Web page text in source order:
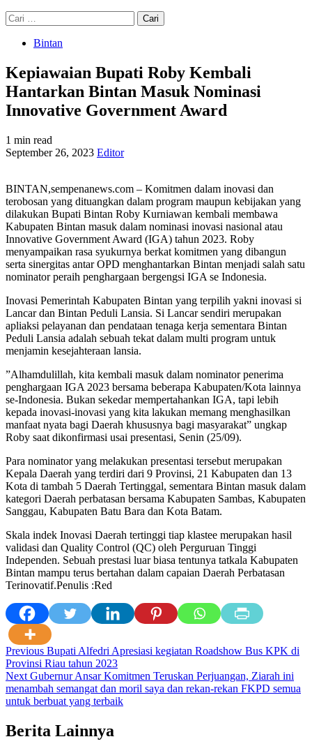
Cari
untuk:
Bintan
Kepiawaian Bupati Roby Kembali
Hantarkan Bintan Masuk Nominasi
Innovative Government Award
1 min read
September 26, 2023 Editor
BINTAN,sempenanews.com – Komitmen dalam inovasi dan
terobosan yang dituangkan dalam program maupun kebijakan yang
dilakukan Bupati Bintan Roby Kurniawan kembali membawa
Kabupaten Bintan masuk dalam nominasi inovasi nasional atau
Innovative Government Award (IGA) tahun 2023. Roby
menyampaikan rasa syukurnya berkat komitmen yang dibangun
serta sinergitas antar OPD menghantarkan Bintan menjadi salah satu
nominator peraih penghargaan bergengsi IGA se Indonesia.
Inovasi Pemerintah Kabupaten Bintan yang terpilih yakni inovasi si
Lancar dan Bintan Peduli Lansia. Si Lancar sendiri merupakan
apliaksi pelayanan dan pendataan tenaga kerja sementara Bintan
Peduli Lansia adalah sebuah tekat dalam multi program untuk
menjamin kesejahteraan lansia.
”Alhamdulillah, kita kembali masuk dalam nominator penerima
penghargaan IGA 2023 bersama beberapa Kabupaten/Kota lainnya
se-Indonesia. Bukan sekedar mempertahankan IGA, tapi lebih
kepada inovasi-inovasi yang kita lakukan memang menghasilkan
manfaat nyata bagi Daerah khususnya bagi masyarakat” ungkap
Roby saat dikonfirmasi usai presentasi, Senin (25/09).
Para nominator yang melakukan presentasi tersebut merupakan
Kepala Daerah yang terdiri dari 9 Provinsi, 21 Kabupaten dan 13
Kota di tambah 5 Daerah Tertinggal, sementara Bintan masuk dalam
kategori Daerah perbatasan bersama Kabupaten Sambas, Kabupaten
Sanggau, Kabupaten Batu Bara dan Kota Batam.
Skala indek Inovasi Daerah tertinggi tiap klastee merupakan hasil
validasi dan Quality Control (QC) oleh Perguruan Tinggi
Independen. Sebuah prestasi luar biasa tentunya tatkala Kabupaten
Bintan mampu terus bertahan dalam capaian Daerah Perbatasan
Terinovatif.Penulis :Red
Post
navigation
Previous Bupati Alfedri Apresiasi kegiatan Roadshow Bus KPK di
Provinsi Riau tahun 2023
Next Gubernur Ansar Komitmen Teruskan Perjuangan, Ziarah ini
menambah semangat dan moril saya dan rekan-rekan FKPD semua
untuk berbuat yang terbaik
Berita Lainnya